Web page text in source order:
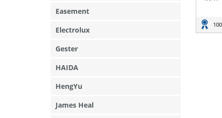
Easement
Electrolux
Gester
HAIDA
HengYu
James Heal